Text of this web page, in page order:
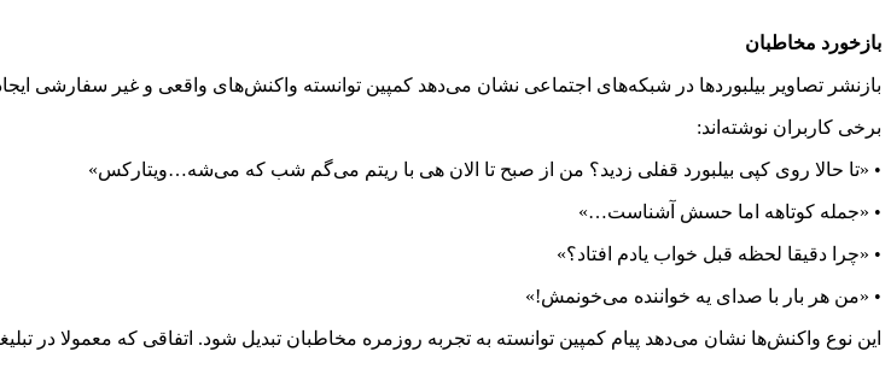
بازخورد مخاطبان
بازنشر تصاویر بیلبوردها در شبکه‌های اجتماعی نشان می‌دهد کمپین توانسته واکنش‌های واقعی و غیر سفارشی
برخی کاربران نوشته‌اند:
• «تا حالا روی کپی بیلبورد قفلی زدید؟ من از صبح تا الان هی با ریتم می‌گم شب که می‌شه…ویتارکس»
• «جمله کوتاهه اما حسش آشناست…»
• «چرا دقیقا لحظه قبل خواب یادم افتاد؟»
• «من هر بار با صدای یه خواننده می‌خونمش!»
این نوع واکنش‌ها نشان می‌دهد پیام کمپین توانسته به تجربه روزمره مخاطبان تبدیل شود. اتفاقی که معمولا در